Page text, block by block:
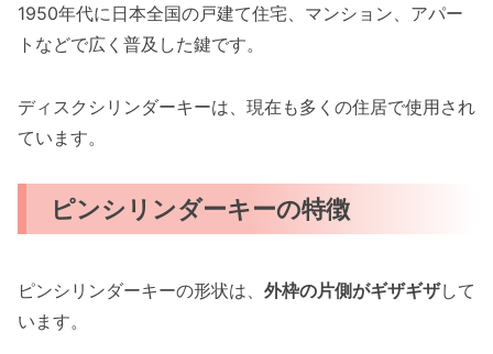
1950年代に日本全国の戸建て住宅、マンション、アパー
トなどで広く普及した鍵です。
ディスクシリンダーキーは、現在も多くの住居で使用され
ています。
ピンシリンダーキーの特徴
ピンシリンダーキーの形状は、 外枠の片側がギザギザして
います。